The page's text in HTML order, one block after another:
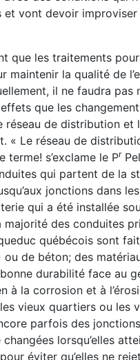
et vont devoir
que les traitements
maintenir la qualité de
il ne faudra pas
que les
réseau de distribution et
« Le réseau de
terme! s’exclame le Pr
qui partent de la
jonctions dans
qui a été installée
majorité des conduites
québécois sont
ou de béton; des
durabilité face au
à la corrosion et à
les vieux quartiers ou les
parfois des
lorsqu’elles
éviter qu’elles ne